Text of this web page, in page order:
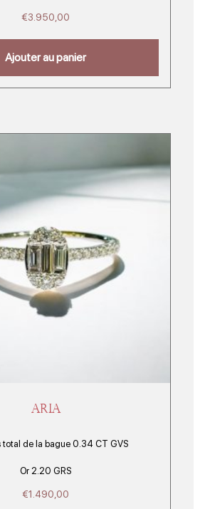
€3.950,00
Ajouter au panier
ARIA
total de la bague 0.34 CT GVS
Or 2.20 GRS
€1.490,00